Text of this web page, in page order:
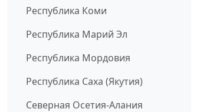
Республика Коми
Республика Марий Эл
Республика Мордовия
Республика Саха (Якутия)
Северная Осетия-Алания